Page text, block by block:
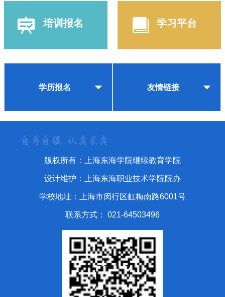
培训报名 学习平台
学历报名 友情链接
版权所有：上海东海学院继续教育学院
设计维护：上海东海职业技术学院院办
学校地址：上海市闵行区虹梅南路6001号
联系方式： 021-64503496